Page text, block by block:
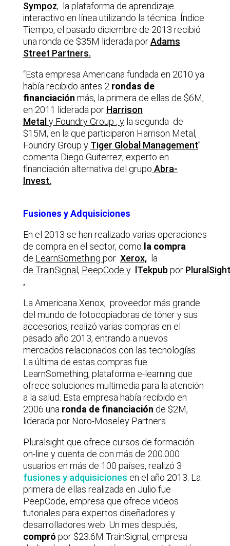
Sympoz, la plataforma de aprendizaje
interactivo en línea utilizando la técnica Índice
Tiempo, el pasado diciembre de 2013 recibió
una ronda de $35M liderada porAdams
Street Partners.
“Esta empresa Americana fundada en 2010 ya
había recibido antes 2 rondas de
financiación más, la primera de ellas de $6M,
en 2011 liderada por Harrison
Metal yFoundry Group , yla segunda de
$15M, en la que participaron Harrison Metal,
Foundry Group y Tiger Global Management”
comenta Diego Guiterrez, experto en
financiación alternativa del grupo Abra-
Invest.
Fusiones y Adquisiciones
En el 2013 se han realizado varias operaciones
de compra en el sector, como la compra
de LearnSomething por Xerox,la
de TrainSignal , PeepCode y lTekpub por PluralSight
.
La Americana Xenox, proveedor más grande
del mundo de fotocopiadoras de tóner y sus
accesorios, realizó varias compras en el
pasado año 2013, entrando a nuevos
mercados relacionados con las tecnologías.
La última de estas compras fue
LearnSomething, plataforma e-learning que
ofrece soluciones multimedia para la atención
a la salud. Esta empresa había recibido en
2006 una ronda de financiación de $2M,
liderada por Noro-Moseley Partners.
Pluralsight que ofrece cursos de formación
on-line y cuenta de con más de 200.000
usuarios en más de 100 países, realizó 3
fusiones y adquisiciones en el año 2013. La
primera de ellas realizada en Julio fue
PeepCode, empresa que ofrece videos
tutoriales para expertos diseñadores y
desarrolladores web. Un mes después,
compró por $23.6M TrainSignal, empresa